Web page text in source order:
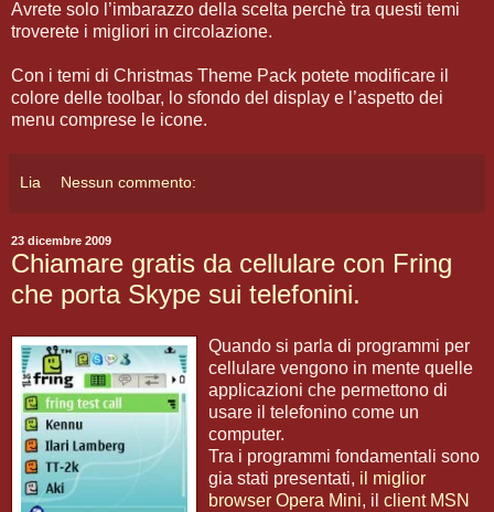
Avrete solo l’imbarazzo della scelta perchè tra questi temi
troverete i migliori in circolazione.
Con i temi di Christmas Theme Pack potete modificare il
colore delle toolbar, lo sfondo del display e l’aspetto dei
menu comprese le icone.
Lia Nessun commento:
23 dicembre 2009
Chiamare gratis da cellulare con Fring
che porta Skype sui telefonini.
Quando si parla di programmi per
cellulare vengono in mente quelle
applicazioni che permettono di
usare il telefonino come un
computer.
Tra i programmi fondamentali sono
gia stati presentati, il miglior
browser Opera Mini, il client MSN